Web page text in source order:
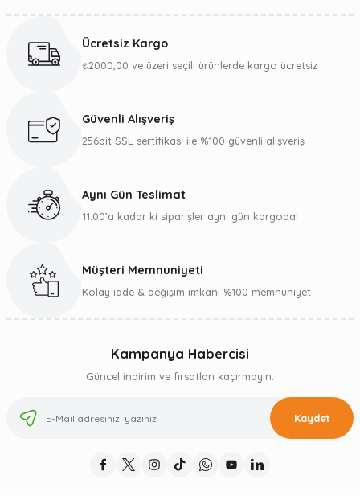
Ücretsiz Kargo
₺2000,00 ve üzeri seçili ürünlerde kargo ücretsiz
Güvenli Alışveriş
256bit SSL sertifikası ile %100 güvenli alışveriş
Aynı Gün Teslimat
11:00’a kadar ki siparişler aynı gün kargoda!
Müşteri Memnuniyeti
Kolay iade & değişim imkanı %100 memnuniyet
Kampanya Habercisi
Güncel indirim ve fırsatları kaçırmayın.
Kaydet